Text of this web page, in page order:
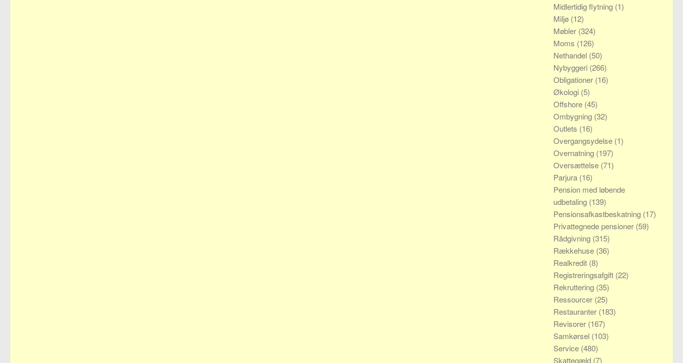
Midlertidig flytning (1)
Miljø (12)
Møbler (324)
Moms (126)
Nethandel (50)
Nybyggeri (266)
Obligationer (16)
Økologi (5)
Offshore (45)
Ombygning (32)
Outlets (16)
Overgangsydelse (1)
Overnatning (197)
Oversættelse (71)
Parjura (16)
Pension med løbende
udbetaling (139)
Pensionsafkastbeskatning (17)
Privattegnede pensioner (59)
Rådgivning (315)
Rækkehuse (36)
Realkredit (8)
Registreringsafgift (22)
Rekruttering (35)
Ressourcer (25)
Restauranter (183)
Revisorer (167)
Samkørsel (103)
Service (480)
Skattegæld (7)